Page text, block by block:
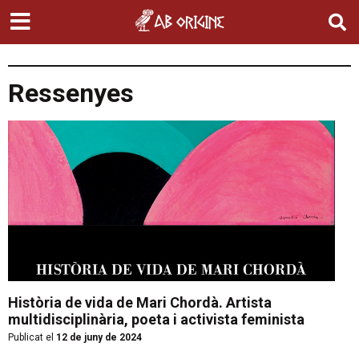
Ressenyes
Història de vida de Mari Chordà. Artista
multidisciplinària, poeta i activista feminista
Publicat el 12 de juny de 2024